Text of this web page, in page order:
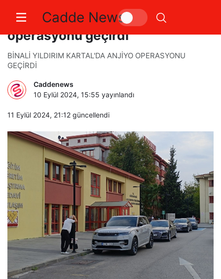
Cadde News
Binali Yıldırım Kartal’da anjiyo
operasyonu geçirdi
BİNALİ YILDIRIM KARTAL'DA ANJİYO OPERASYONU
GEÇİRDİ
Caddenews
10 Eylül 2024, 15:55 yayınlandı
11 Eylül 2024, 21:12 güncellendi